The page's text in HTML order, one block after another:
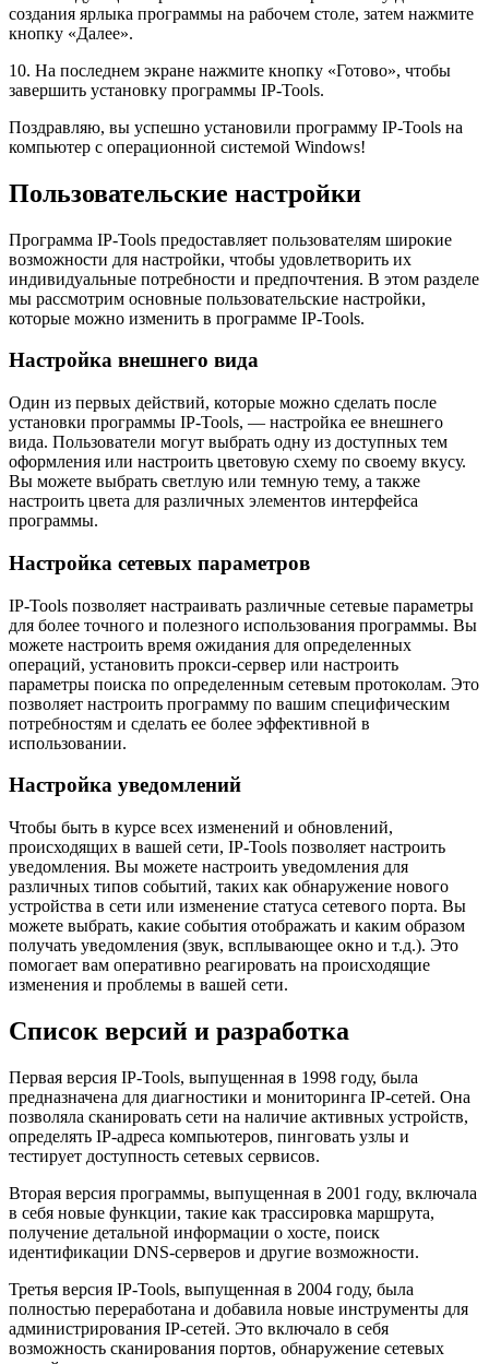
создания ярлыка программы на рабочем столе, затем нажмите
кнопку «Далее».
10. На последнем экране нажмите кнопку «Готово», чтобы
завершить установку программы IP-Tools.
Поздравляю, вы успешно установили программу IP-Tools на
компьютер с операционной системой Windows!
Пользовательские настройки
Программа IP-Tools предоставляет пользователям широкие
возможности для настройки, чтобы удовлетворить их
индивидуальные потребности и предпочтения. В этом разделе
мы рассмотрим основные пользовательские настройки,
которые можно изменить в программе IP-Tools.
Настройка внешнего вида
Один из первых действий, которые можно сделать после
установки программы IP-Tools, — настройка ее внешнего
вида. Пользователи могут выбрать одну из доступных тем
оформления или настроить цветовую схему по своему вкусу.
Вы можете выбрать светлую или темную тему, а также
настроить цвета для различных элементов интерфейса
программы.
Настройка сетевых параметров
IP-Tools позволяет настраивать различные сетевые параметры
для более точного и полезного использования программы. Вы
можете настроить время ожидания для определенных
операций, установить прокси-сервер или настроить
параметры поиска по определенным сетевым протоколам. Это
позволяет настроить программу по вашим специфическим
потребностям и сделать ее более эффективной в
использовании.
Настройка уведомлений
Чтобы быть в курсе всех изменений и обновлений,
происходящих в вашей сети, IP-Tools позволяет настроить
уведомления. Вы можете настроить уведомления для
различных типов событий, таких как обнаружение нового
устройства в сети или изменение статуса сетевого порта. Вы
можете выбрать, какие события отображать и каким образом
получать уведомления (звук, всплывающее окно и т.д.). Это
помогает вам оперативно реагировать на происходящие
изменения и проблемы в вашей сети.
Список версий и разработка
Первая версия IP-Tools, выпущенная в 1998 году, была
предназначена для диагностики и мониторинга IP-сетей. Она
позволяла сканировать сети на наличие активных устройств,
определять IP-адреса компьютеров, пинговать узлы и
тестирует доступность сетевых сервисов.
Вторая версия программы, выпущенная в 2001 году, включала
в себя новые функции, такие как трассировка маршрута,
получение детальной информации о хосте, поиск
идентификации DNS-серверов и другие возможности.
Третья версия IP-Tools, выпущенная в 2004 году, была
полностью переработана и добавила новые инструменты для
администрирования IP-сетей. Это включало в себя
возможность сканирования портов, обнаружение сетевых